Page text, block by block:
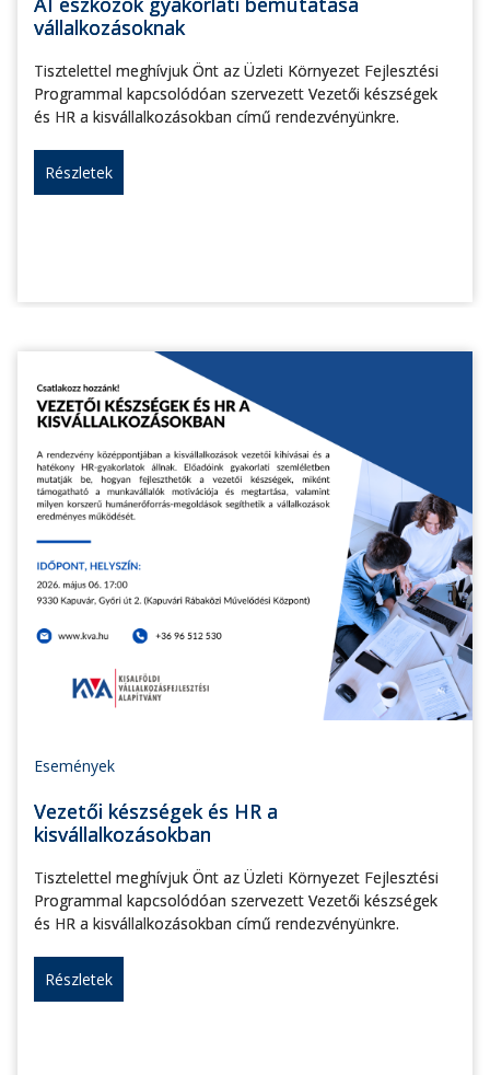
vállalkozásoknak
Tisztelettel meghívjuk Önt az Üzleti Környezet Fejlesztési
Programmal kapcsolódóan szervezett Vezetői készségek
és HR a kisvállalkozásokban című rendezvényünkre.
Részletek
Események
Vezetői készségek és HR a
kisvállalkozásokban
Tisztelettel meghívjuk Önt az Üzleti Környezet Fejlesztési
Programmal kapcsolódóan szervezett Vezetői készségek
és HR a kisvállalkozásokban című rendezvényünkre.
Részletek